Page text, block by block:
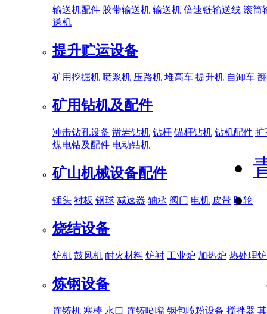
输送机配件 胶带输送机 输送机 倍速链输送线 滚筒
送机
提升贮运设备
矿用挖掘机 喷浆机 压路机 堆高车 提升机 自卸车
矿用钻机及配件
冲击钻孔设备 凿岩钻机 钻杆 锚杆钻机 钻机配件 扩
煤电钻及配件 电动钻机
矿山机械设备配件
锤头 衬板 钢球 减速器 轴承 阀门 电机 皮带 叶轮
烧结设备
炉机 鼓风机 耐火材料 炉衬 工业炉 加热炉 热处理炉
炼钢设备
连铸机 塞棒 水口 连铸喷嘴 钢包喷粉设备 搅拌器